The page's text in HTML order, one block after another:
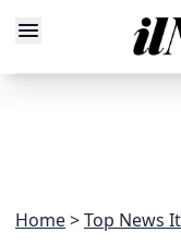
Home Top News